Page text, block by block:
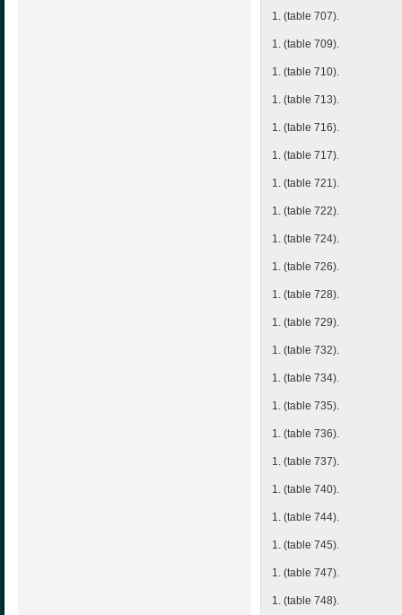
1. (table 707).
1. (table 709).
1. (table 710).
1. (table 713).
1. (table 716).
1. (table 717).
1. (table 721).
1. (table 722).
1. (table 724).
1. (table 726).
1. (table 728).
1. (table 729).
1. (table 732).
1. (table 734).
1. (table 735).
1. (table 736).
1. (table 737).
1. (table 740).
1. (table 744).
1. (table 745).
1. (table 747).
1. (table 748).